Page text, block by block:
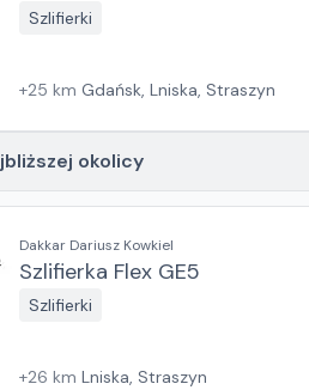
Szlifierki
+25 km Gdańsk, Lniska, Straszyn
okolicy
Dakkar Dariusz Kowkiel
Szlifierka Flex GE5
Szlifierki
+26 km Lniska, Straszyn